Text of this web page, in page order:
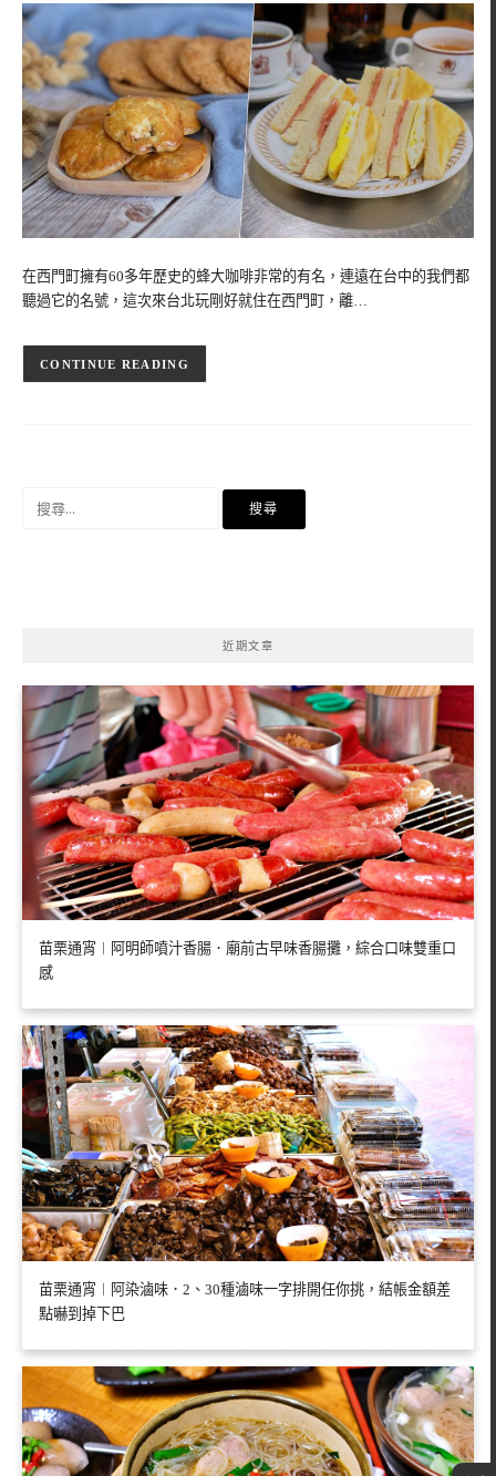
在西門町擁有60多年歷史的蜂大咖啡非常的有名，連遠在台中的我們都
聽過它的名號，這次來台北玩剛好就住在西門町，離…
CONTINUE READING
近期文章
苗栗通宵︱阿明師噴汁香腸．廟前古早味香腸攤，綜合口味雙重口
感
苗栗通宵︱阿染滷味．2、30種滷味一字排開任你挑，結帳金額差
點嚇到掉下巴